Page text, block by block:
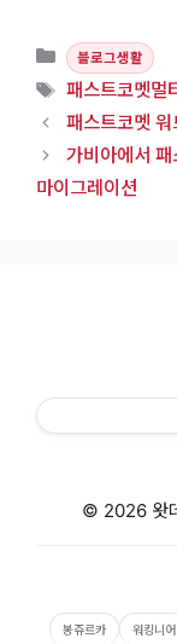
카테고리
블로그생활
태그
패스트코멧멀
패스트코멧
가비아에서
마이그레이션
© 2026 왓
봉쥬르카 워킹니어